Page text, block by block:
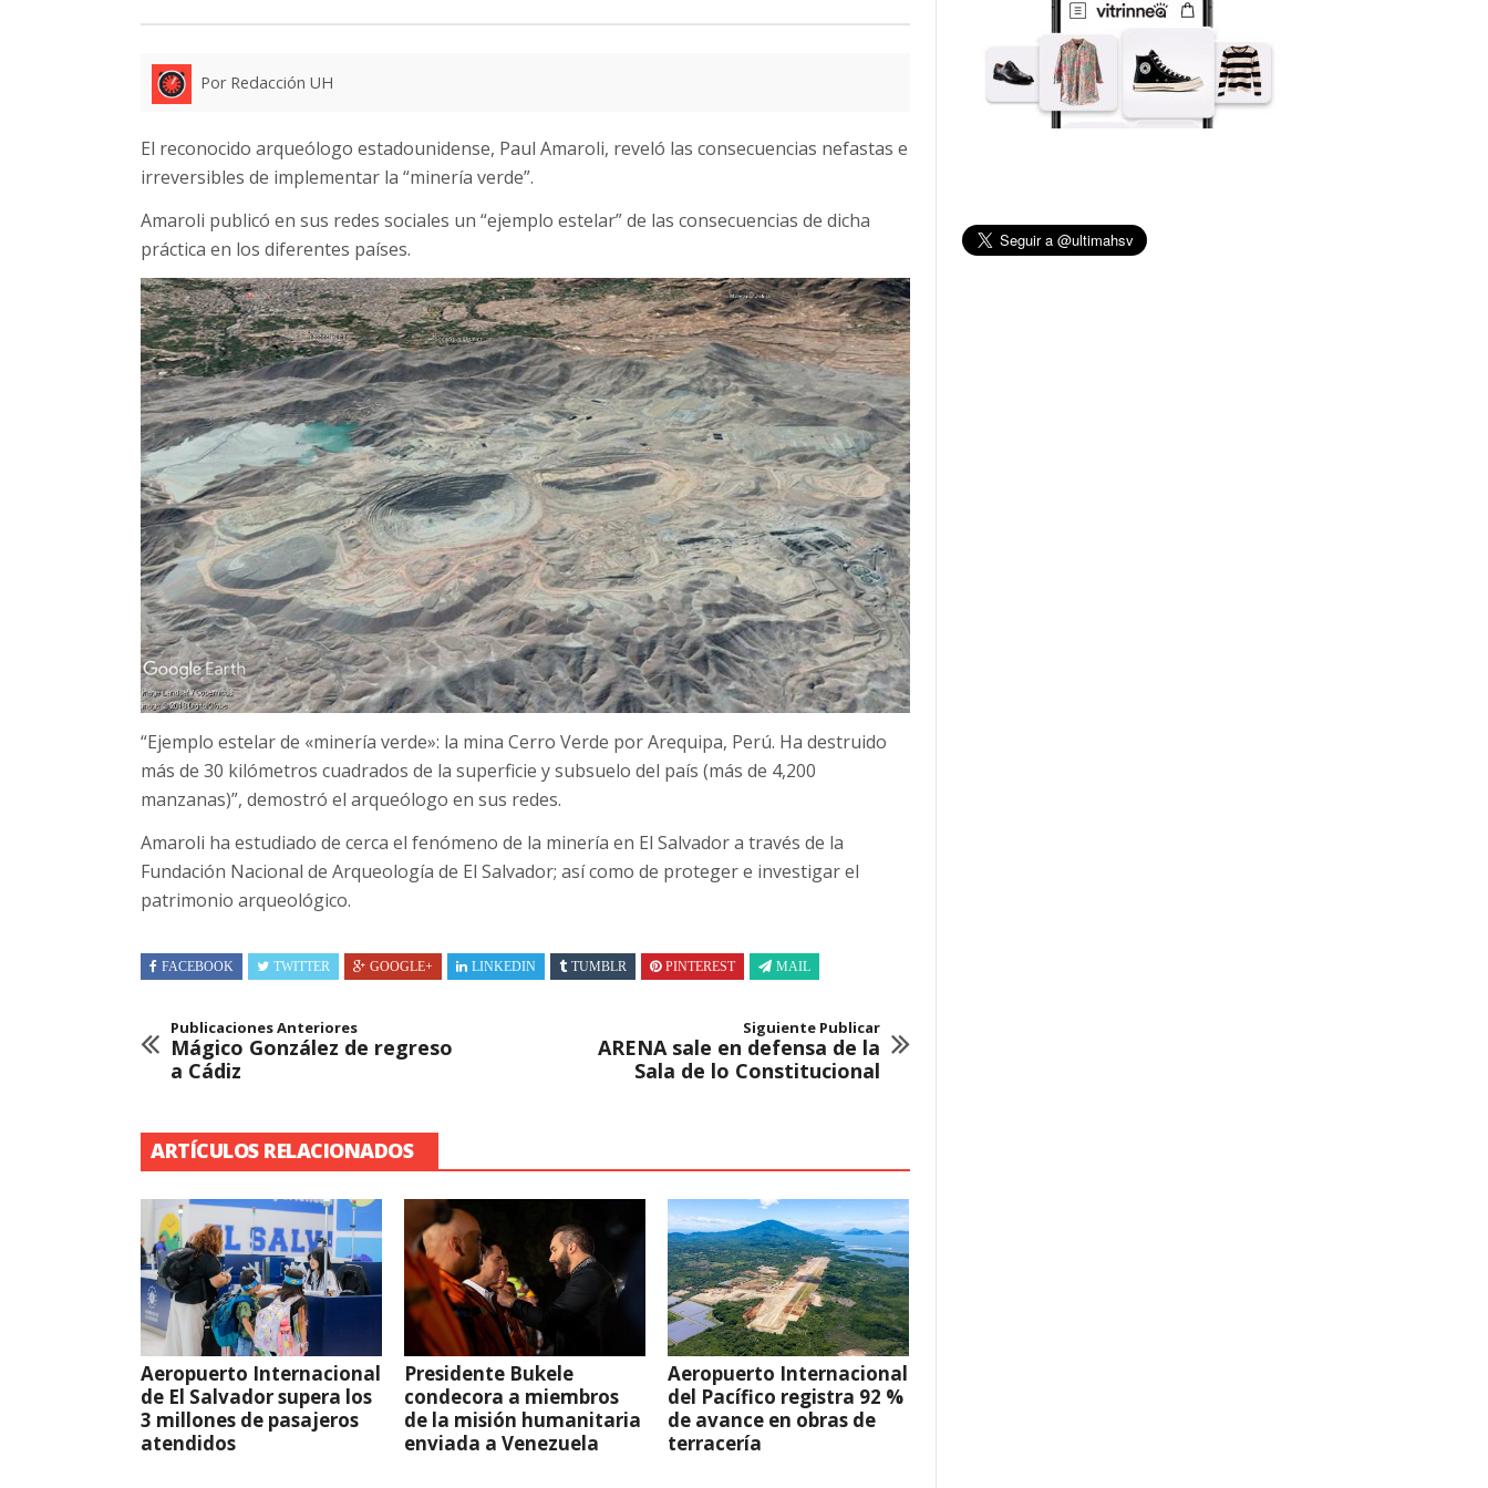
Por Redacción UH
El reconocido arqueólogo estadounidense, Paul Amaroli, reveló las consecuencias nefastas e
irreversibles de implementar la “minería verde”.
Amaroli publicó en sus redes sociales un “ejemplo estelar” de las consecuencias de dicha
práctica en los diferentes países.
“Ejemplo estelar de «minería verde»: la mina Cerro Verde por Arequipa, Perú. Ha destruido
más de 30 kilómetros cuadrados de la superficie y subsuelo del país (más de 4,200
manzanas)”, demostró el arqueólogo en sus redes.
Amaroli ha estudiado de cerca el fenómeno de la minería en El Salvador a través de la
Fundación Nacional de Arqueología de El Salvador; así como de proteger e investigar el
patrimonio arqueológico.
FACEBOOK TWITTER GOOGLE+ LINKEDIN TUMBLR PINTEREST MAIL
Publicaciones Anteriores
Mágico González de regreso
a Cádiz
Siguiente Publicar
ARENA sale en defensa de la
Sala de lo Constitucional
ARTÍCULOS RELACIONADOS
Aeropuerto Internacional
de El Salvador supera los
3 millones de pasajeros
atendidos
Presidente Bukele
condecora a miembros
de la misión humanitaria
enviada a Venezuela
Aeropuerto Internacional
del Pacífico registra 92 %
de avance en obras de
terracería